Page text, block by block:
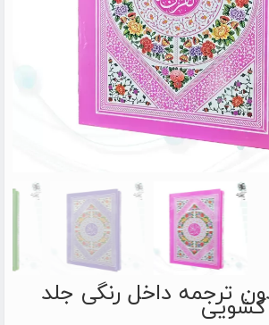
ترجمه داخل رنگی جلد
کشویی